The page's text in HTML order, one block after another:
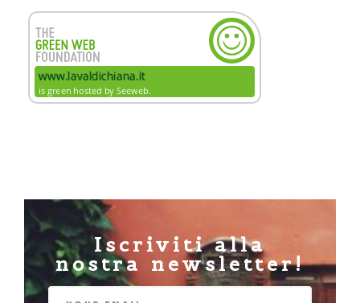
Iscriviti alla
nostra newsletter!